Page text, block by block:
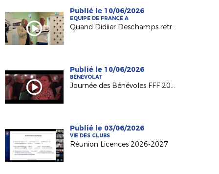
Publié le 10/06/2026
EQUIPE DE FRANCE A
Quand Didiier Deschamps retrouve ses racines nantaises...
Publié le 10/06/2026
BÉNÉVOLAT
Journée des Bénévoles FFF 2026
Publié le 03/06/2026
VIE DES CLUBS
Réunion Licences 2026-2027